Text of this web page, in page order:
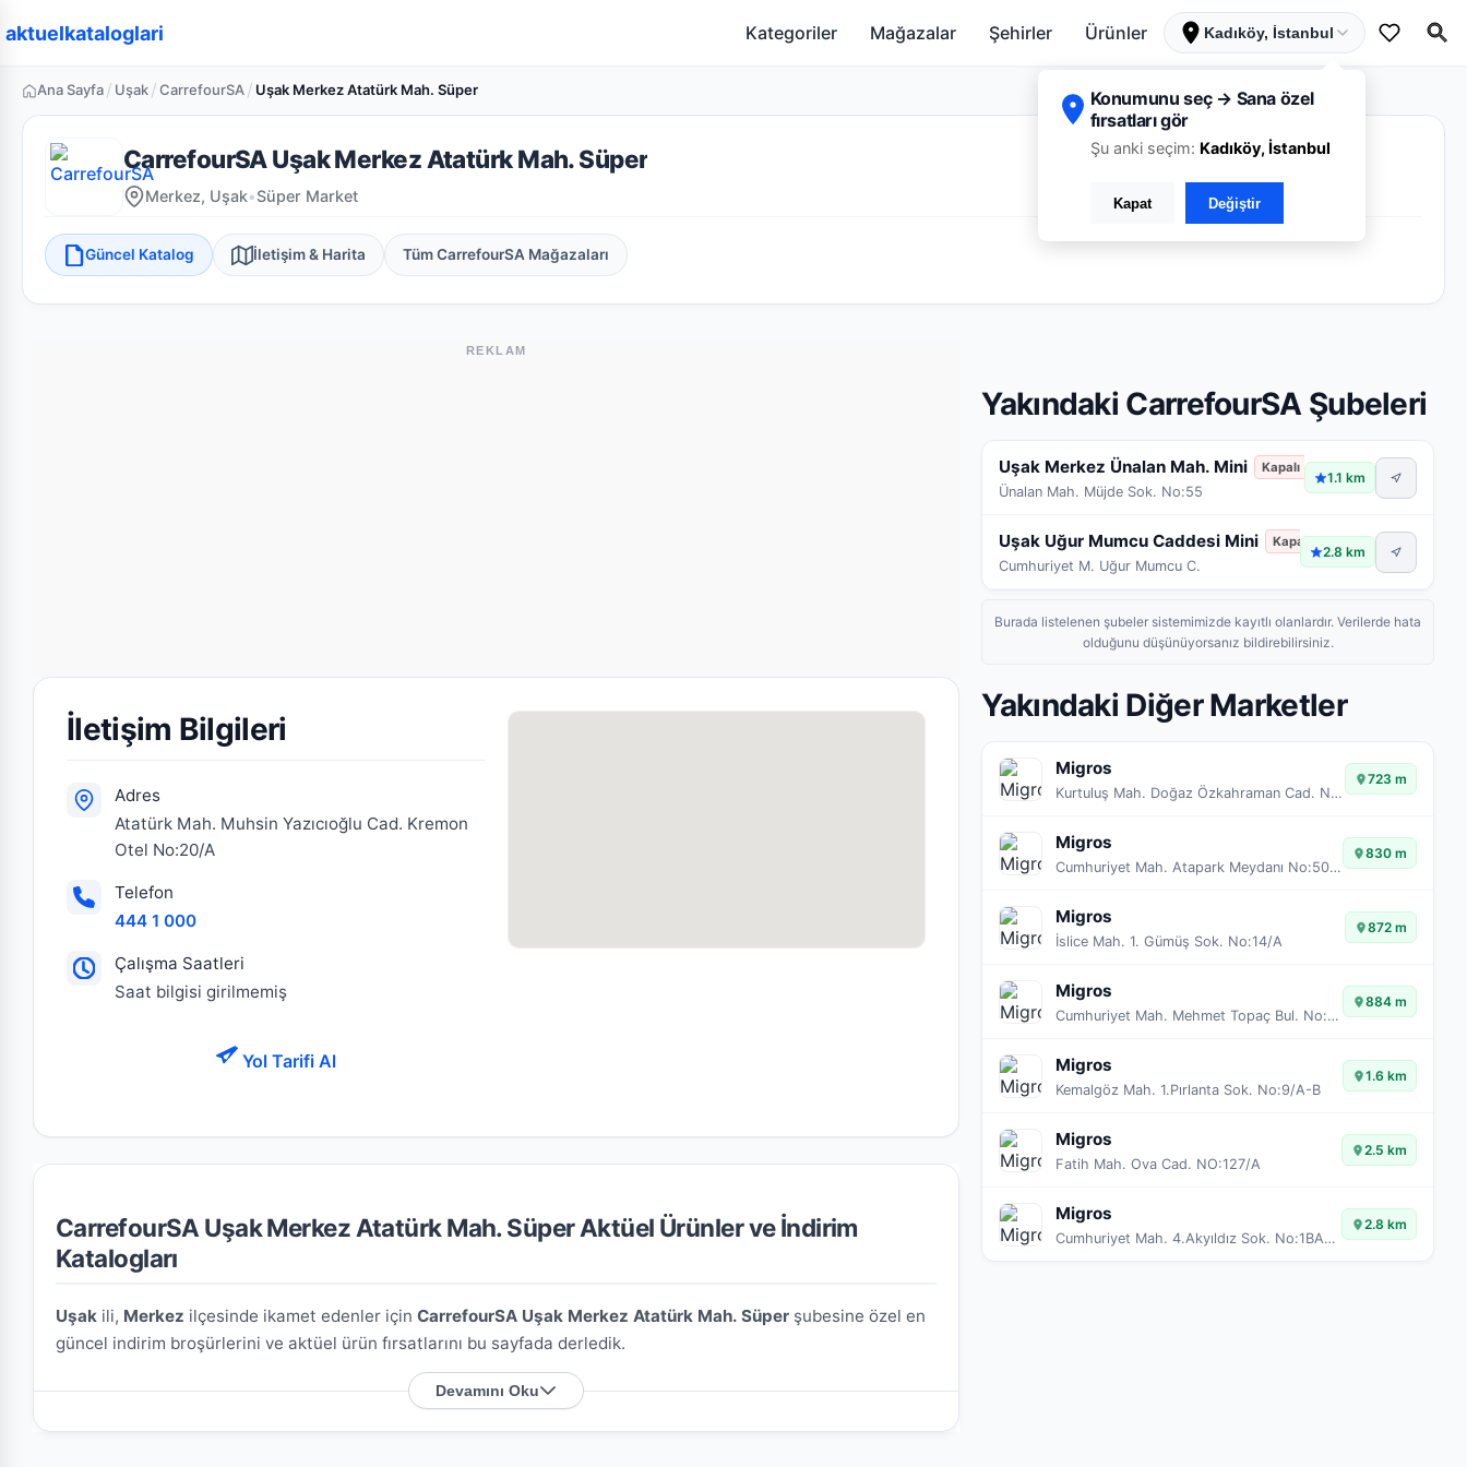
aktuelkataloglari Kategoriler Mağazalar Şehirler Ürünler Kadıköy, İstanbul
Konumunu seç → Sana özel
fırsatları gör
Şu anki seçim: Kadıköy, İstanbul
Kapat Değiştir
Ana Sayfa/ Uşak/CarrefourSA/ Uşak Merkez Atatürk Mah. Süper
CarrefourSA Uşak Merkez Atatürk Mah. Süper
Merkez, Uşak•Süper Market
Güncel Katalog İletişim & Harita Tüm CarrefourSA Mağazaları
REKLAM
İletişim Bilgileri
Adres
Atatürk Mah. Muhsin Yazıcıoğlu Cad. Kremon
Otel No:20/A
Telefon
444 1 000
Çalışma Saatleri
Saat bilgisi girilmemiş
Yol Tarifi Al
CarrefourSA Uşak Merkez Atatürk Mah. Süper Aktüel Ürünler ve İndirim
Katalogları
Uşak ili, Merkez ilçesinde ikamet edenler için CarrefourSA Uşak Merkez Atatürk Mah. Süper şubesine özel en
güncel indirim broşürlerini ve aktüel ürün fırsatlarını bu sayfada derledik.
CarrefourSA Uşak Merkez Atatürk Mah. Süper Nerede?
Mağazamızın açık adresi şöyledir:Atatürk Mah. Muhsin Yazıcıoğlu Cad. Kremon Otel No:20/A. Harita
Devamını Oku
Yakındaki CarrefourSA Şubeleri
Uşak Merkez Ünalan Mah. Mini Kapalı
Ünalan Mah. Müjde Sok. No:55
1.1 km
Uşak Uğur Mumcu Caddesi Mini Kapalı
Cumhuriyet M. Uğur Mumcu C.
2.8 km
Burada listelenen şubeler sistemimizde kayıtlı olanlardır. Verilerde hata
olduğunu düşünüyorsanız bildirebilirsiniz.
Yakındaki Diğer Marketler
Migros
Kurtuluş Mah. Doğaz Özkahraman Cad. No:12/A
723 m
Migros
Cumhuriyet Mah. Atapark Meydanı No:50/A
830 m
Migros
İslice Mah. 1. Gümüş Sok. No:14/A
872 m
Migros
Cumhuriyet Mah. Mehmet Topaç Bul. No:198/A
884 m
Migros
Kemalgöz Mah. 1.Pırlanta Sok. No:9/A-B
1.6 km
Migros
Fatih Mah. Ova Cad. NO:127/A
2.5 km
Migros
Cumhuriyet Mah. 4.Akyıldız Sok. No:1BA-1BB
2.8 km